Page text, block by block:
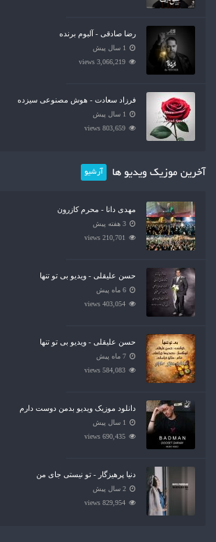
رضا صادقی - آلبوم برنده
1 سال پیش
3,066,219 views
فرزاد سعادت - هوش مصنوعی سیزده
1 سال پیش
803,659 views
آخرین موزیک ویدیو ها آرشیو
مهدی دانا - محرم کازرون
3 هفته پیش
210,701 views
حسن علیقلی - ویدیو بی تو تنها
6 ماه پیش
403,054 views
حسن علیقلی - ویدیو بی تو تنها
7 ماه پیش
584,083 views
دانلود موزیک ویدیو بدمن دوست دارم
1 سال پیش
690,435 views
دنیا پرهیزگار - تو نیستی جای من
2 سال پیش
829,954 views